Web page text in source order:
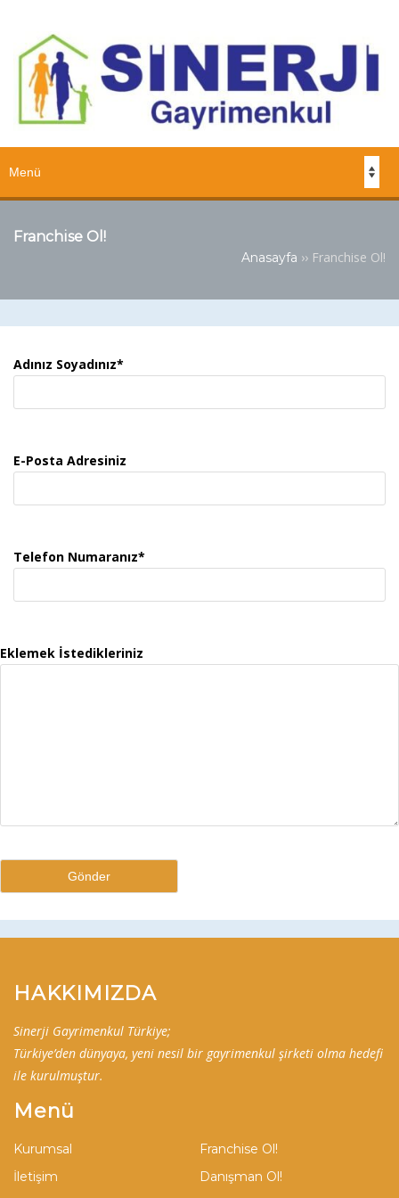
Franchise Ol!
Anasayfa ›› Franchise Ol!
Adınız Soyadınız*
E-Posta Adresiniz
Telefon Numaranız*
Eklemek İstedikleriniz
HAKKIMIZDA
Sinerji Gayrimenkul Türkiye;
Türkiye’den dünyaya, yeni nesil bir gayrimenkul şirketi olma hedefi
ile kurulmuştur.
Menü
Kurumsal
Franchise Ol!
İletişim
Danışman Ol!